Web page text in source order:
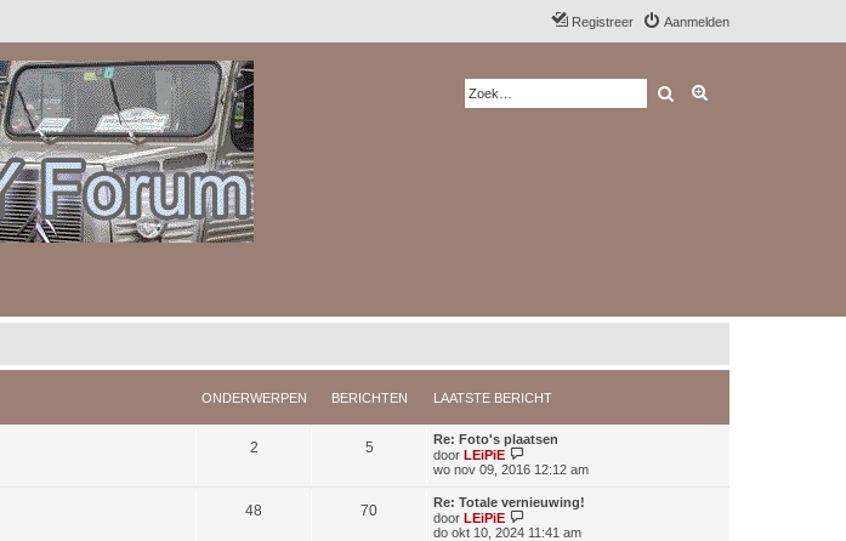
Aanmelden
Registreer
Zoek
ONDERWERPEN BERICHTEN LAATSTE BERICHT
2 5
Re: Foto's plaatsen
door LEiPiE
e
j
k
wo nov 09, 2016 12:12 am
48 70
Re: Totale vernieuwing!
door LEiPiE
e
do okt 10, 2024 11:41 am